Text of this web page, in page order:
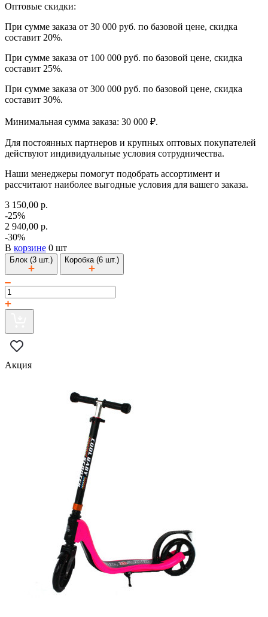
Оптовые скидки:
При сумме заказа от 30 000 руб. по базовой цене, скидка
составит 20%.
При сумме заказа от 100 000 руб. по базовой цене, скидка
составит 25%.
При сумме заказа от 300 000 руб. по базовой цене, скидка
составит 30%.
Минимальная сумма заказа: 30 000 ₽.
Для постоянных партнеров и крупных оптовых покупателей
действуют индивидуальные условия сотрудничества.
Наши менеджеры помогут подобрать ассортимент и
рассчитают наиболее выгодные условия для вашего заказа.
3 150,00 р.
-25%
2 940,00 р.
-30%
В корзине 0 шт
Блок (3 шт.) Коробка (6 шт.)
Акция